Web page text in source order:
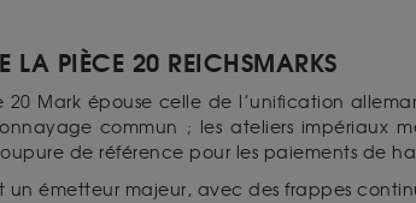
LA PIÈCE 20 REICHSMARKS
20 Mark épouse celle de l’unification
commun ; les ateliers impériaux
de référence pour les paiements de
un émetteur majeur, avec des frappes